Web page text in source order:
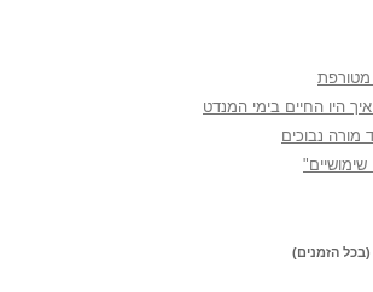
מטורפת
היו החיים בימי המנדט
מורה נבוכים
שימושיים"
הזמנים)